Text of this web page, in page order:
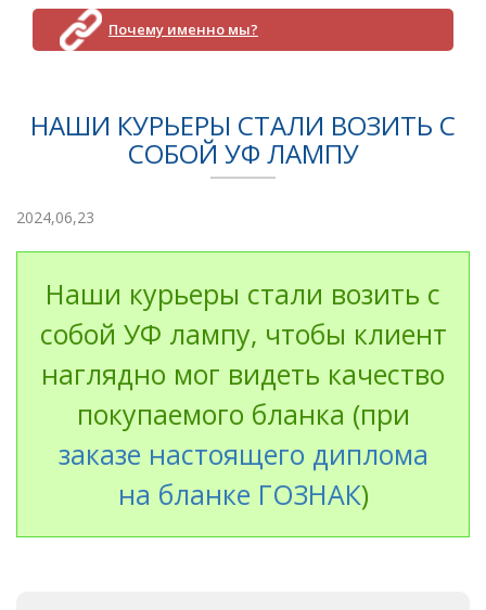
Почему именно мы?
НАШИ КУРЬЕРЫ СТАЛИ ВОЗИТЬ С
СОБОЙ УФ ЛАМПУ
2024,06,23
Наши курьеры стали возить с
собой УФ лампу, чтобы клиент
наглядно мог видеть качество
покупаемого бланка (при
заказе настоящего диплома
на бланке ГОЗНАК)